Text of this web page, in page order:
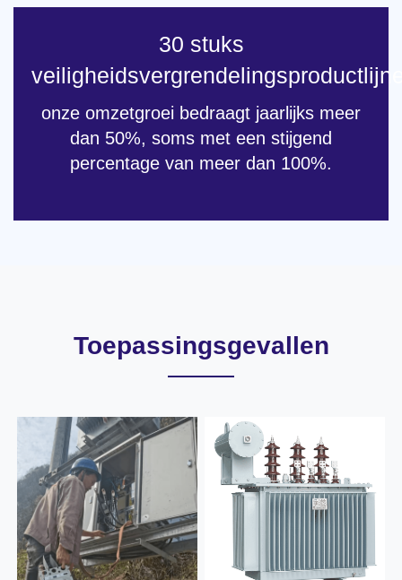
30 stuks
onze omzetgroei bedraagt ​​jaarlijks meer
dan 50%, soms met een stijgend
percentage van meer dan 100%.
Toepassingsgevallen